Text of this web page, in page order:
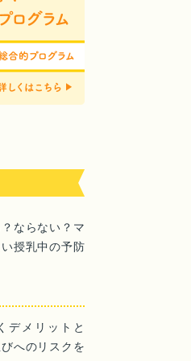
ならない？マ
授乳中の予防
デメリットと
へのリスクを